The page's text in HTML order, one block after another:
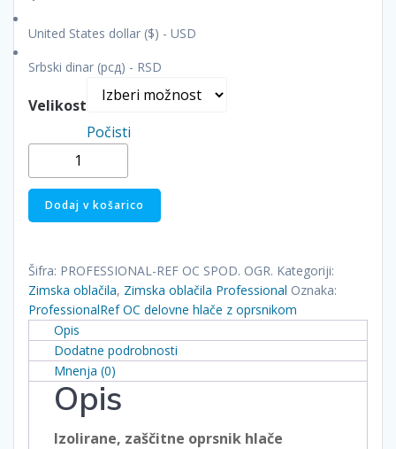
United States dollar ($) - USD
Srbski dinar (рсд) - RSD
Velikost
Počisti
ProfessionalRef
OC
delovne
hlače
oprsnikom
količina
Dodaj v košarico
Šifra: PROFESSIONAL-REF OC SPOD. OGR. Kategoriji:
Zimska oblačila, Zimska oblačila Professional Oznaka:
ProfessionalRef OC delovne hlače z oprsnikom
Opis
Dodatne podrobnosti
Mnenja (0)
Opis
Izolirane, zaščitne oprsnik hlače